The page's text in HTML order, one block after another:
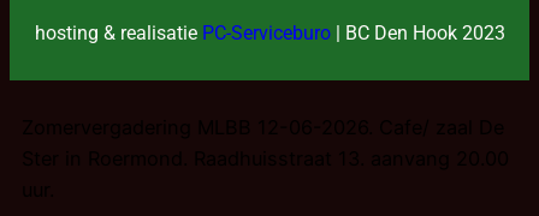
hosting & realisatie PC-Serviceburo| BC Den Hook 2023